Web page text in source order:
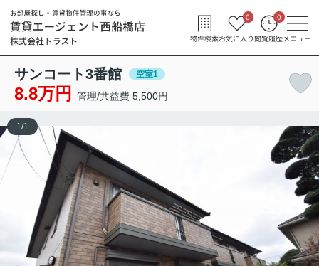
物件検索お気に入り
0
閲覧履歴
0
メニュー
サンコート3番館 空室1
8.8万円 管理/共益費 5,500円
1/1